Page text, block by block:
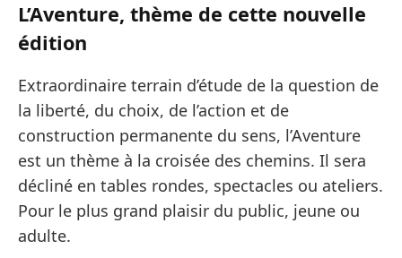
L’Aventure, thème de cette nouvelle
édition
Extraordinaire terrain d’étude de la question de
la liberté, du choix, de l’action et de
construction permanente du sens, l’Aventure
est un thème à la croisée des chemins. Il sera
décliné en tables rondes, spectacles ou ateliers.
Pour le plus grand plaisir du public, jeune ou
adulte.